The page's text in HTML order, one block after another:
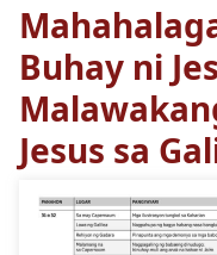
Buhay ni
Jesus sa